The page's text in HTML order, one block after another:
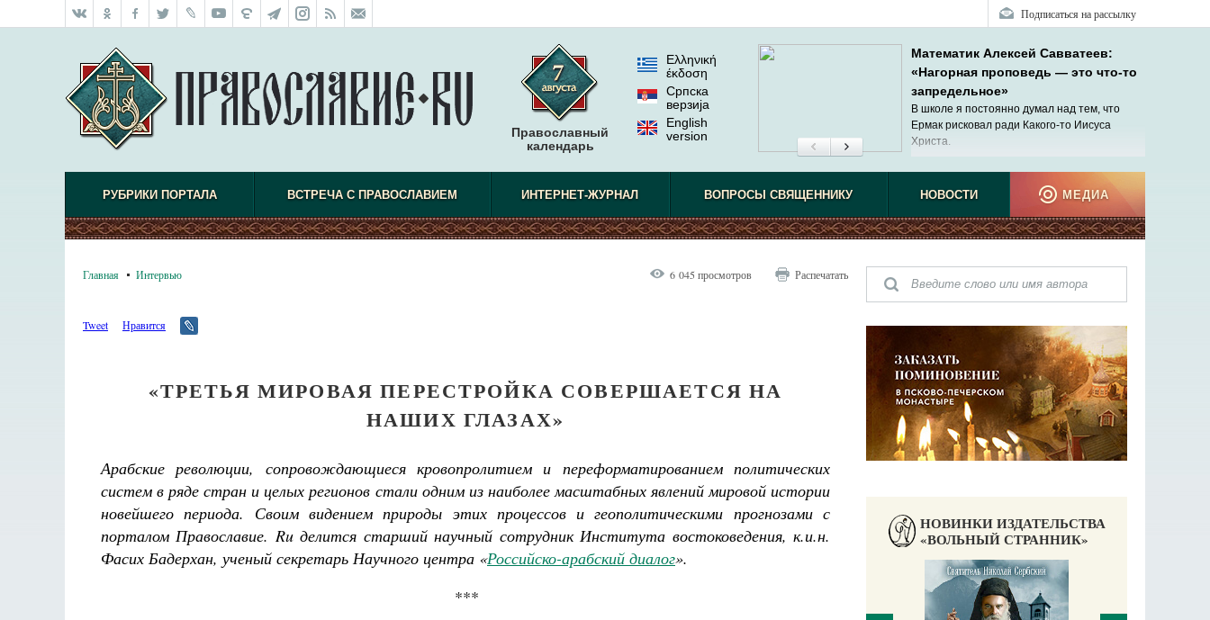
Подписаться на рассылку
Православный
календарь
Ελληνική
έκδοση
Српска
верзиjа
English
version
Математик Алексей Савватеев:
«Нагорная проповедь — это что-то
запредельное»
В школе я постоянно думал над тем, что
Ермак рисковал ради Какого-то Иисуса
Христа.
РУБРИКИ ПОРТАЛА ВСТРЕЧА С ПРАВОСЛАВИЕМ ИНТЕРНЕТ-ЖУРНАЛ ВОПРОСЫ СВЯЩЕННИКУ НОВОСТИ МЕДИА
Главная Интервью 6 045 просмотров Распечатать
Tweet Нравится
«ТРЕТЬЯ МИРОВАЯ ПЕРЕСТРОЙКА СОВЕРШАЕТСЯ НА
НАШИХ ГЛАЗАХ»
Арабские революции, сопровождающиеся кровопролитием и переформатированием политических
систем в ряде стран и целых регионов стали одним из наиболее масштабных явлений мировой истории
новейшего периода. Своим видением природы этих процессов и геополитическими прогнозами с
порталом Православие. Ru делится старший научный сотрудник Института востоковедения, к.и.н.
Фасих Бадерхан, ученый секретарь Научного центра «Российско-арабский диалог».
***
НОВИНКИ ИЗДАТЕЛЬСТВА
«ВОЛЬНЫЙ СТРАННИК»